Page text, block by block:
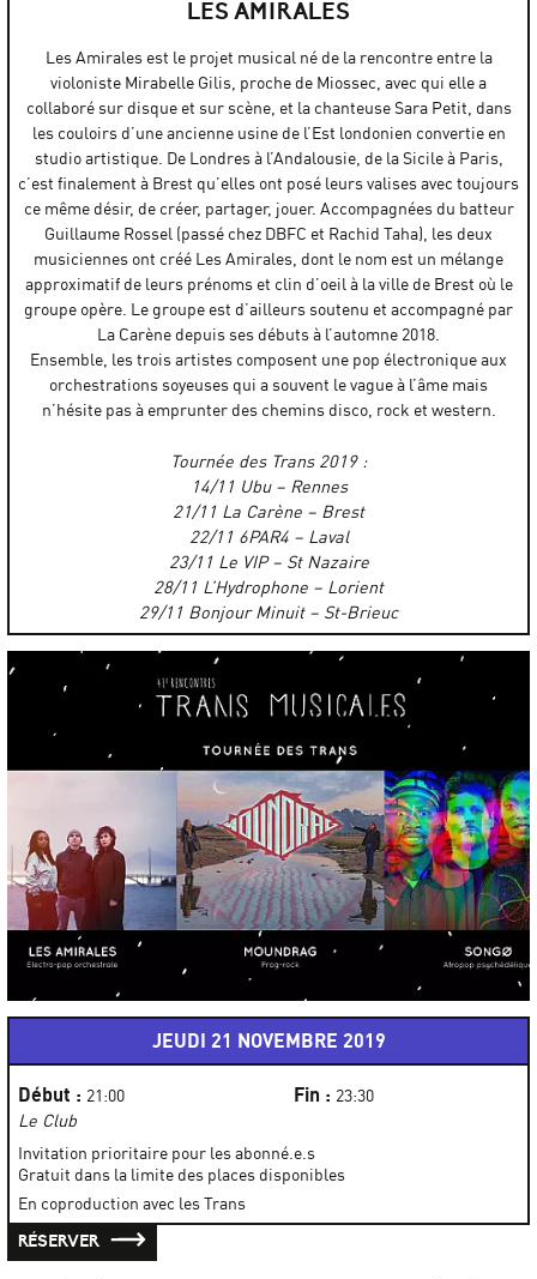
LES AMIRALES
Les Amirales est le projet musical né de la rencontre entre la
violoniste Mirabelle Gilis, proche de Miossec, avec qui elle a
collaboré sur disque et sur scène, et la chanteuse Sara Petit, dans
les couloirs d’une ancienne usine de l’Est londonien convertie en
studio artistique. De Londres à l’Andalousie, de la Sicile à Paris,
c’est finalement à Brest qu’elles ont posé leurs valises avec toujours
ce même désir, de créer, partager, jouer. Accompagnées du batteur
Guillaume Rossel (passé chez DBFC et Rachid Taha), les deux
musiciennes ont créé Les Amirales, dont le nom est un mélange
approximatif de leurs prénoms et clin d’oeil à la ville de Brest où le
groupe opère. Le groupe est d’ailleurs soutenu et accompagné par
La Carène depuis ses débuts à l’automne 2018.
Ensemble, les trois artistes composent une pop électronique aux
orchestrations soyeuses qui a souvent le vague à l’âme mais
n’hésite pas à emprunter des chemins disco, rock et western.
Tournée des Trans 2019 :
14/11 Ubu – Rennes
21/11 La Carène – Brest
22/11 6PAR4 – Laval
23/11 Le VIP – St Nazaire
28/11 L’Hydrophone – Lorient
29/11 Bonjour Minuit – St-Brieuc
JEUDI 21 NOVEMBRE 2019
Début : 21:00 Fin : 23:30
Le Club
Invitation prioritaire pour les abonné.e.s
Gratuit dans la limite des places disponibles
En coproduction avec les Trans
RÉSERVER